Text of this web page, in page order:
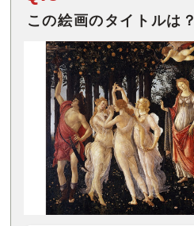
この絵画のタイトルは？